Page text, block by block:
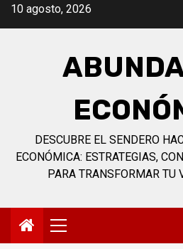
Skip10 agosto, 2026
DESCUBRE EL SENDERO
ECONÓMICA: ESTRATEGIAS,
PARA TRANSFORMAR TU
Primary
Menu